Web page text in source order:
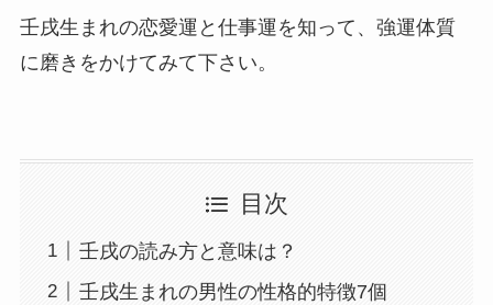
壬戌生まれの恋愛運と仕事運を知って、強運体質
に磨きをかけてみて下さい。
目次
壬戌の読み方と意味は？
壬戌生まれの男性の性格的特徴7個